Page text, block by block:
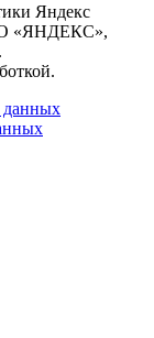
Яндекс
«ЯНДЕКС»,
данных